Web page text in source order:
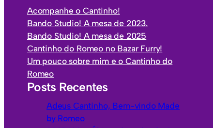
s
e
g
o
i
a
s
Acompanhe o Cantinho!
Bando Studio! A mesa de 2023.
Bando Studio! A mesa de 2025
Cantinho do Romeo no Bazar Furry!
Um pouco sobre mim e o Cantinho do
Romeo
Posts Recentes
Adeus Cantinho, Bem-vindo Made
by Romeo